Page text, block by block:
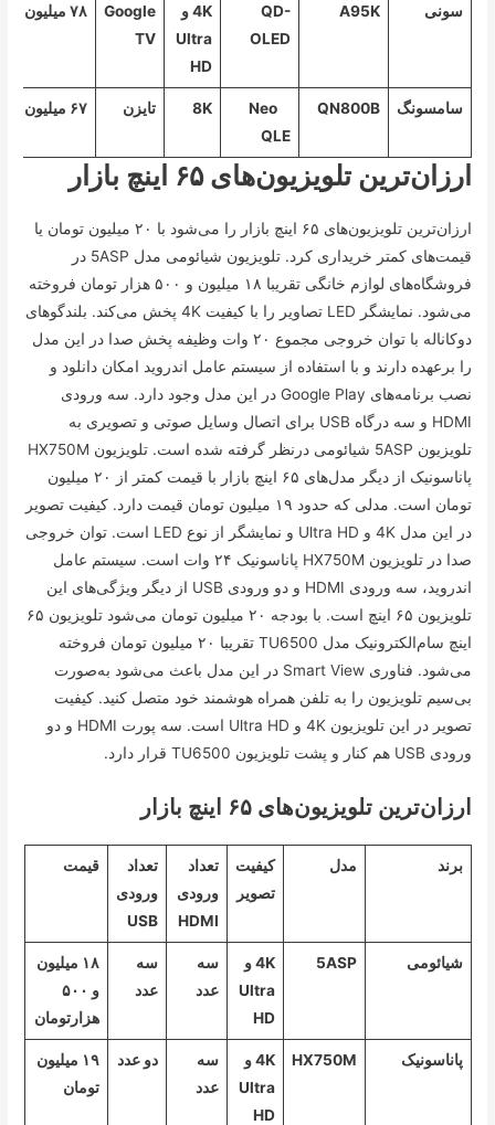
سونی A95K
QD-
OLED
4K و
Ultra
HD
Google
TV
۷۸ میلیون تومان
سامسونگ QN800B
Neo
QLE
8K تایزن ۶۷ میلیون تومان
ارزان‌ترین تلویزیون‌های ۶۵ اینچ بازار
ارزان‌ترین تلویزیون‌های ۶۵ اینچ بازار را می‌شود با ۲۰ میلیون تومان یا
قیمت‌های کمتر خریداری کرد. تلویزیون شیائومی مدل 5ASP در
فروشگاه‌های لوازم خانگی تقریبا ۱۸ میلیون و ۵۰۰ هزار تومان فروخته
می‌شود. نمایشگر LED تصاویر را با کیفیت 4K پخش می‌کند. بلندگو‌های
دوکاناله با توان خروجی مجموع ۲۰ وات وظیفه پخش صدا در این مدل
را برعهده دارند و با استفاده از سیستم عامل اندروید امکان دانلود و
نصب برنامه‌های Google Play در این مدل وجود دارد. سه ورودی
HDMI و سه درگاه USB برای اتصال وسایل صوتی و تصویری به
تلویزیون 5ASP شیائومی درنظر گرفته شده است. تلویزیون HX750M
پاناسونیک از دیگر مدل‌های ۶۵ اینچ بازار با قیمت کمتر از ۲۰ میلیون
تومان است. مدلی که حدود ۱۹ میلیون تومان قیمت دارد. کیفیت تصویر
در این مدل 4K و Ultra HD و نمایشگر از نوع LED است. توان خروجی
صدا در تلویزیون HX750M پاناسونیک ۲۴ وات است. سیستم عامل
اندروید، سه ورودی HDMI و دو ورودی USB از دیگر ویژگی‌های این
تلویزیون ۶۵ اینچ است. با بودجه ۲۰ میلیون تومان می‌شود تلویزیون ۶۵
اینچ سام‌الکترونیک مدل TU6500 تقریبا ۲۰ میلیون تومان فروخته
می‌شود. فناوری Smart View در این مدل باعث می‌شود به‌صورت
بی‌سیم تلویزیون را به تلفن همراه هوشمند خود متصل کنید. کیفیت
تصویر در این تلویزیون 4K و Ultra HD است. سه پورت HDMI و دو
ورودی USB هم کنار و پشت تلویزیون TU6500 قرار دارد.
ارزان‌ترین تلویزیون‌های ۶۵ اینچ بازار
برند مدل
کیفیت
تصویر
تعداد
ورودی
HDMI
تعداد
ورودی
USB
قیمت
شیائومی 5ASP
4K و
Ultra
HD
سه
عدد
سه
عدد
۱۸ میلیون
و ۵۰۰
هزارتومان
پاناسونیک HX750M
4K و
Ultra
HD
سه
عدد
دو عدد
۱۹ میلیون
تومان